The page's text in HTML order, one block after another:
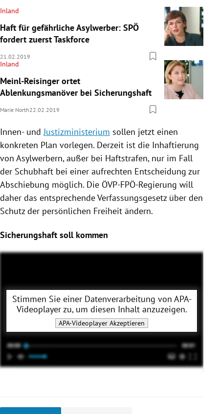
Inland
Haft für gefährliche Asylwerber: SPÖ
fordert zuerst Taskforce
21.02.2019
Inland
Meinl-Reisinger ortet
Ablenkungsmanöver bei Sicherungshaft
Marie North22.02.2019
Innen- und Justizministerium sollen jetzt einen
konkreten Plan vorlegen. Derzeit ist die Inhaftierung
von Asylwerbern, außer bei Haftstrafen, nur im Fall
der Schubhaft bei einer aufrechten Entscheidung zur
Abschiebung möglich. Die ÖVP-FPÖ-Regierung will
daher das entsprechende Verfassungsgesetz über den
Schutz der persönlichen Freiheit ändern.
Sicherungshaft soll kommen
Stimmen Sie einer Datenverarbeitung von APA-
Videoplayerzu, um diesen Inhalt anzuzeigen.
APA-Videoplayer Akzeptieren